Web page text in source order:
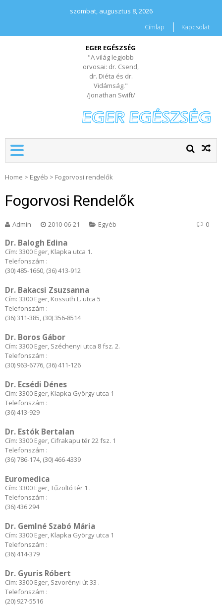
szombat, augusztus 8, 2026
Címlap
Kapcsolat
EGER EGÉSZSÉG
"A világ legjobb
orvosai: dr. Csend,
dr. Diéta és dr.
Vidámság."
/Jonathan Swift/
Home > Egyéb > Fogorvosi rendelők
Fogorvosi Rendelők
Admin 2010-06-21 Egyéb 0
Dr. Balogh Edina
Cím: 3300 Eger, Klapka utca 1.
Telefonszám :
(30) 485-1660, (36) 413-912
Dr. Bakacsi Zsuzsanna
Cím: 3300 Eger, Kossuth L. utca 5
Telefonszám :
(36) 311-385, (30) 356-8514
Dr. Boros Gábor
Cím: 3300 Eger, Széchenyi utca 8 fsz. 2.
Telefonszám :
(30) 963-6776, (36) 411-126
Dr. Ecsédi Dénes
Cím: 3300 Eger, Klapka György utca 1
Telefonszám :
(36) 413-929
Dr. Estók Bertalan
Cím: 3300 Eger, Cifrakapu tér 22 fsz. 1
Telefonszám :
(36) 786-174, (30) 466-4339
Euromedica
Cím: 3300 Eger, Tűzoltó tér 1 .
Telefonszám :
(36) 436 294
Dr. Gemlné Szabó Mária
Cím: 3300 Eger, Klapka György utca 1
Telefonszám :
(36) 414-379
Dr. Gyuris Róbert
Cím: 3300 Eger, Szvorényi út 33 .
Telefonszám :
(20) 927-5516